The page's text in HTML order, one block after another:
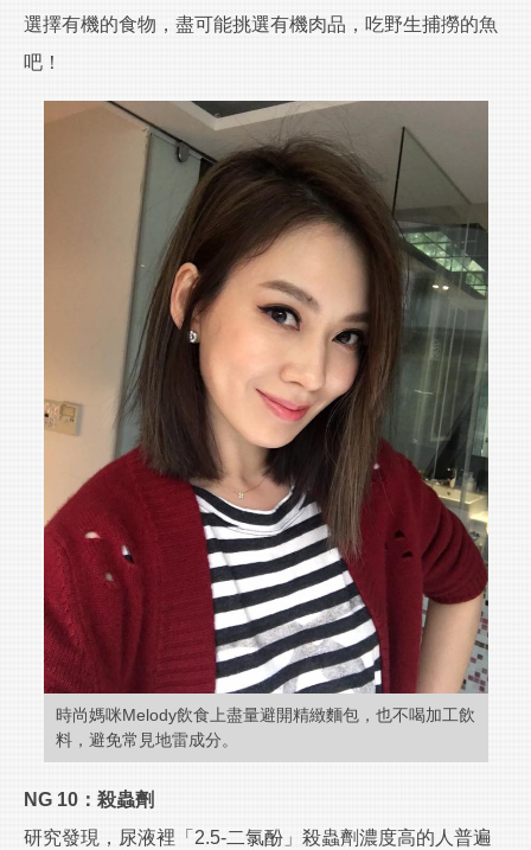
選擇有機的食物，盡可能挑選有機肉品，吃野生捕撈的魚
吧！
時尚媽咪Melody飲食上盡量避開精緻麵包，也不喝加工飲
料，避免常見地雷成分。
NG 10：殺蟲劑
研究發現，尿液裡「2.5-二氯酚」殺蟲劑濃度高的人普遍